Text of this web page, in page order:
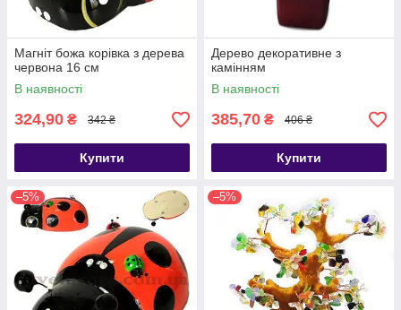
Магніт божа корівка з дерева
червона 16 см
В наявності
324,90 ₴ 342 ₴
Купити
Дерево декоративне з
камінням
В наявності
385,70 ₴ 406 ₴
Купити
–5% –5%